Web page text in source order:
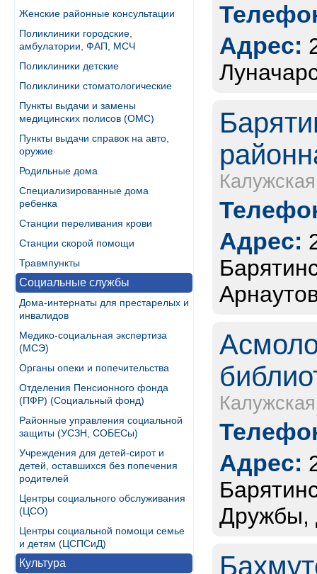
Женские районные консультации
Поликлиники городские,
амбулатории, ФАП, МСЧ
Поликлиники детские
Поликлиники стоматологические
Пункты выдачи и замены
медицинских полисов (ОМС)
Пункты выдачи справок на авто,
оружие
Родильные дома
Специализированные дома
ребенка
Станции переливания крови
Станции скорой помощи
Травмпункты
Социальные службы
Дома-интернаты для престарелых и
инвалидов
Медико-социальная экспертиза
(МСЭ)
Органы опеки и попечительства
Отделения Пенсионного фонда
(ПФР) (Социальный фонд)
Районные управления социальной
защиты (УСЗН, СОБЕСы)
Учреждения для детей-сирот и
детей, оставшихся без попечения
родителей
Центры социального обслуживания
(ЦСО)
Центры социальной помощи семье
и детям (ЦСПСиД)
Культура
Адрес:
Адрес:
Адрес:
Дружбы,